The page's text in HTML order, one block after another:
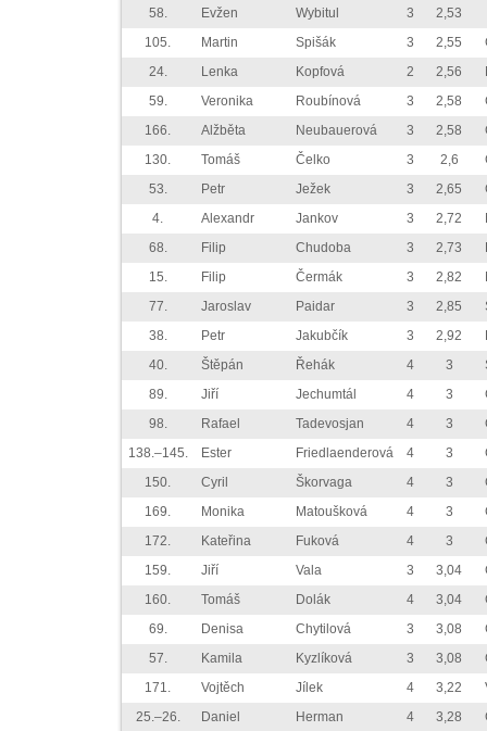
58.
Evžen Wybitul 3
2,53
105.
Martin Spišák 3 2,55
24.
Lenka Kopfová 2 2,56
59.
Veronika Roubínová 3 2,58
166.
Alžběta Neubauerová 3 2,58
130.
Tomáš Čelko 3 2,6
53.
Petr Ježek 3 2,65
4.
Alexandr Jankov 3 2,72
68.
Filip Chudoba 3 2,73
15.
Filip Čermák 3 2,82
77.
Jaroslav Paidar 3 2,85
38.
Petr Jakubčík 3 2,92
40.
Štěpán Řehák 4 3
89.
Jiří Jechumtál 4 3
98.
Rafael Tadevosjan 4 3
138.–145.
Ester Friedlaenderová 4 3
150.
Cyril Škorvaga 4 3
169.
Monika Matoušková 4 3
172.
Kateřina Fuková 4 3
159.
Jiří Vala 3 3,04
160.
Tomáš Dolák 4 3,04
69.
Denisa Chytilová 3 3,08
57.
Kamila Kyzlíková 3 3,08
171.
Vojtěch Jílek 4 3,22
25.–26.
Daniel Herman 4 3,28